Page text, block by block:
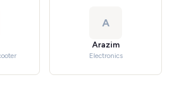
A
Arazim
Electronics